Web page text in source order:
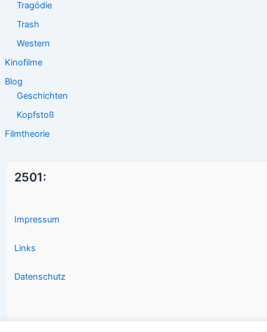
Tragödie
Trash
Western
Kinofilme
Blog
Geschichten
Kopfstoß
Filmtheorie
2501:
Impressum
Links
Datenschutz